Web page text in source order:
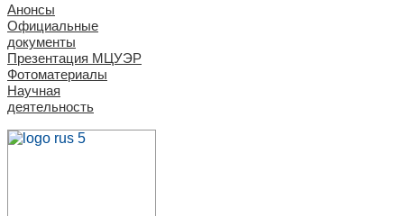
Анонсы
Официальные
документы
Презентация МЦУЭР
Фотоматериалы
Научная
деятельность